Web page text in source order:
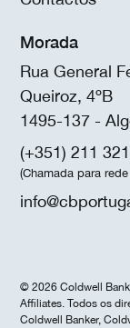
Morada
Rua General
Queiroz, 4ºB
1495-137 -
(+351) 211
(Chamada para
© 2026 Coldwell
Affiliates. Todos os
Coldwell Banker,